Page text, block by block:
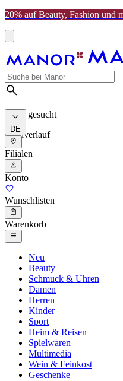
20% auf Beauty, Fashion und
Meist gesucht
Suchverlauf
DE
Filialen
Konto
Wunschlisten
Warenkorb
Neu
Beauty
Schmuck & Uhren
Damen
Herren
Kinder
Sport
Heim & Reisen
Spielwaren
Multimedia
Wein & Feinkost
Geschenke